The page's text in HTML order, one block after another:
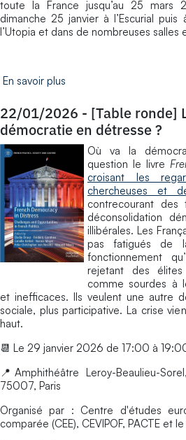
toute la France jusqu’au 25 mars
dimanche 25 janvier à l’Escurial
l’Utopia et dans de nombreuses salles
En savoir plus
22/01/2026 - [Table ronde]
démocratie en détresse ?
Où va la
question le livre
croisant les
chercheuses et
contrecourant des
déconsolidation
illibérales. Les
pas fatigués de
fonctionnement
rejetant des
comme sourdes à
et inefficaces. Ils veulent une autre
sociale, plus participative. La crise
haut.
📆 Le 29 janvier 2026 de 17:00 à
📍Amphithéâtre Leroy-Beaulieu-
75007, Paris
Organisé par : Centre d'études
comparée (CEE), CEVIPOF, PACTE et le